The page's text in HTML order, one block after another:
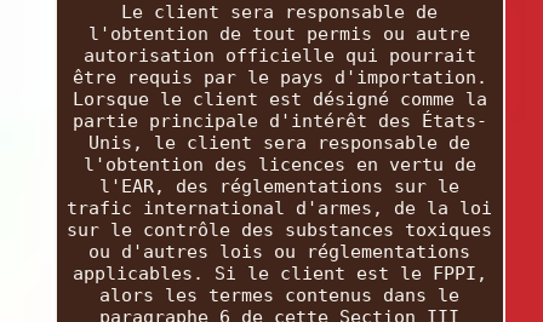
Le client sera responsable de
l'obtention de tout permis ou autre
autorisation officielle qui pourrait
être requis par le pays d'importation.
Lorsque le client est désigné comme la
partie principale d'intérêt des États-
Unis, le client sera responsable de
l'obtention des licences en vertu de
l'EAR, des réglementations sur le
trafic international d'armes, de la loi
sur le contrôle des substances toxiques
ou d'autres lois ou réglementations
applicables. Si le client est le FPPI,
alors les termes contenus dans le
paragraphe 6 de cette Section III